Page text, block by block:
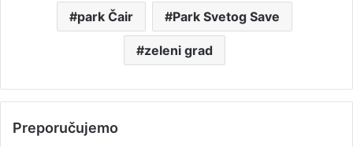
park Čair Park Svetog Save
zeleni grad
Preporučujemo